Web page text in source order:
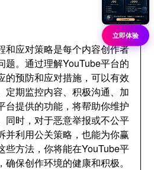
和应对策略是每个内容创作者
题。通过理解YouTube平台的
的预防和应对措施，可以有效
定期监控内容、积极沟通、加
台提供的功能，将帮助你维护
同时，对于恶意举报或不公平
并利用公关策略，也能为你赢
些方法，你将能在YouTube平
保创作环境的健康和积极。
立即体验